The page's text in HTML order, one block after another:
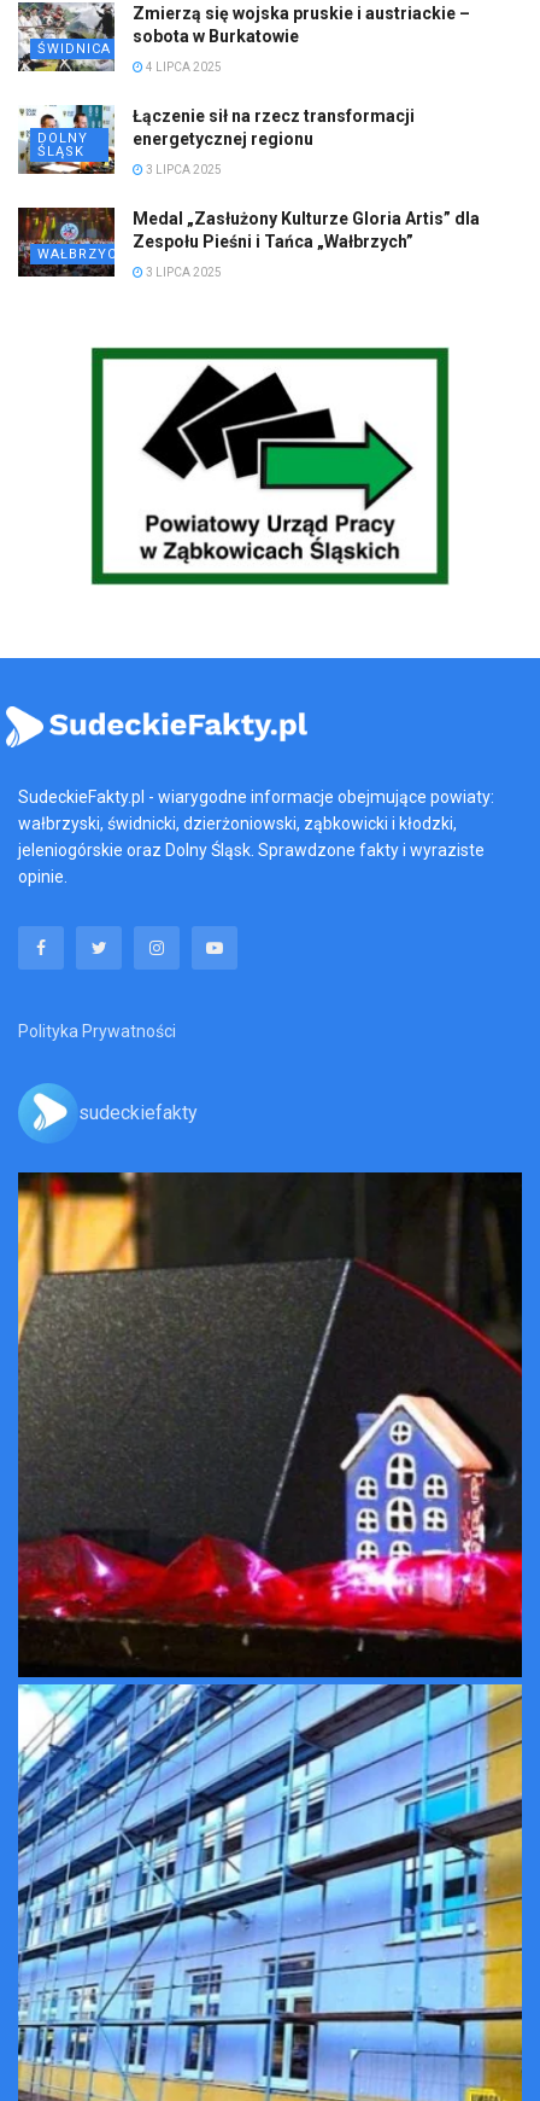
ŚWIDNICA
Zmierzą się wojska pruskie i austriackie –
sobota w Burkatowie
4 LIPCA 2025
DOLNY
ŚLĄSK
Łączenie sił na rzecz transformacji
energetycznej regionu
3 LIPCA 2025
WAŁBRZYCH
Medal „Zasłużony Kulturze Gloria Artis” dla
Zespołu Pieśni i Tańca „Wałbrzych”
3 LIPCA 2025
SudeckieFakty.pl - wiarygodne informacje obejmujące powiaty:
wałbrzyski, świdnicki, dzierżoniowski, ząbkowicki i kłodzki,
jeleniogórskie oraz Dolny Śląsk. Sprawdzone fakty i wyraziste
opinie.
Polityka Prywatności
sudeckiefakty